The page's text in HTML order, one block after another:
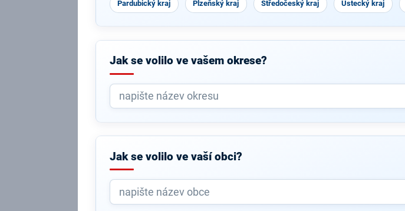
Pardubický kraj Plzeňský kraj Středočeský kraj Ústecký kraj
Jak se volilo ve vašem okrese?
Jak se volilo ve vaší obci?